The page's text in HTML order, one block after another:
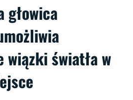
głowica
wiązki światła w